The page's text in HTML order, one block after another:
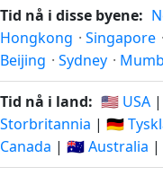
17
timer
siden
18
timer
siden
Tid nå i disse byene:
Hongkong · Singapore ·
Beijing · Sydney ·
Tid nå i land: 🇺🇸 USA |
Storbritannia | 🇩🇪
Canada | 🇦🇺 Australia |